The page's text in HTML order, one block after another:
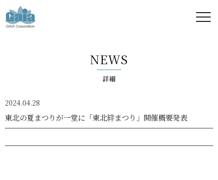
ア -
GAIA
Corporation
NEWS
詳細
2024.04.28
東北の夏まつりが一堂に「東北絆まつり」開催概要発表